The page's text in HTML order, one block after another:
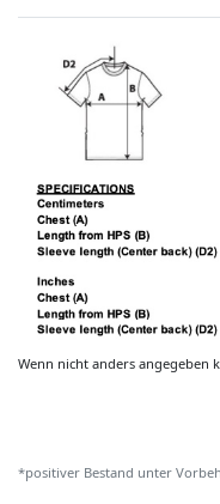
Wenn nicht anders angegeben
*positiver Bestand unter